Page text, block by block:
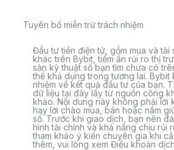
Tuyên bố miễn trừ trách nhiệm
Đầu tư tiền điện tử, gồm mua và tài
khác trên Bybit, tiềm ẩn rủi ro thị
sản kỹ thuật số bạn tìm chưa có
thể khả dụng trong tương lai. Bybit
nhiệm về kết quả đầu tư của bạn.
dữ liệu tại đây lấy từ nguồn công
khảo. Nội dung này không phải lời
hay lời chào mua, bán hoặc nắm
số. Trước khi giao dịch, bạn nên
hình tài chính và khả năng chịu rủi
tham khảo ý kiến chuyên gia khi
thêm, vui lòng xem Điều khoản